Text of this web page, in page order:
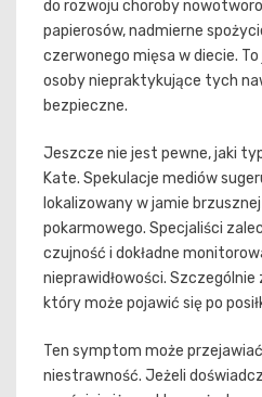
do rozwoju choroby
papierosów, nadmierne
czerwonego mięsa w diecie.
osoby niepraktykujące tych
bezpieczne.
Jeszcze nie jest pewne, jaki
Kate. Spekulacje mediów
lokalizowany w jamie
pokarmowego. Specjaliści
czujność i dokładne
nieprawidłowości.
który może pojawić się po
Ten symptom może
niestrawność. Jeżeli